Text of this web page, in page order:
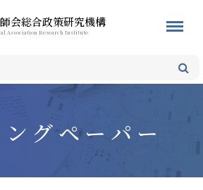
会総合政策研究機構
Association Research Institute
グペーパー